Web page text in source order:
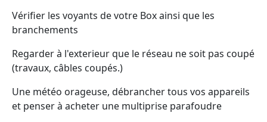
Vérifier les voyants de votre Box ainsi que les
branchements
Regarder à l'exterieur que le réseau ne soit pas coupé
(travaux, câbles coupés.)
Une météo orageuse, débrancher tous vos appareils
et penser à acheter une multiprise parafoudre